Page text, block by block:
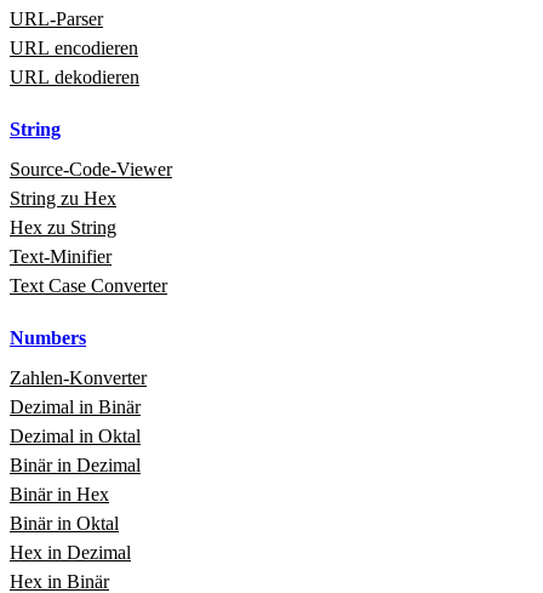
URL‑Parser
URL encodieren
URL dekodieren
String
Source‑Code‑Viewer
String zu Hex
Hex zu String
Text‑Minifier
Text Case Converter
Numbers
Zahlen‑Konverter
Dezimal in Binär
Dezimal in Oktal
Binär in Dezimal
Binär in Hex
Binär in Oktal
Hex in Dezimal
Hex in Binär